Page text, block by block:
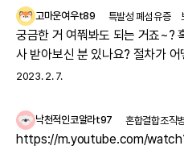
될수도 있어요. 참고 하시면 정말
안전성을 제약사가 의무적으로(
약의 안전성(부작용, 약끼리 상호
제약사에 따로 medical
약처에 보고 하는 pharmaco
약의 상호작용을 고려하지 않고
고마운여우t89 특발성 폐섬유증
궁금한 거 여쭤봐도 되는 거죠~?
사 받아보신 분 있나요? 절차가
환 진단받았고, 당시에 애기 아빠
걱정스러워서리.. 다들 몇주차에
감사하겠습니다.
2023. 2. 7.
낙천적인코알라t97 혼합결합조직병
https://m.youtube.com/